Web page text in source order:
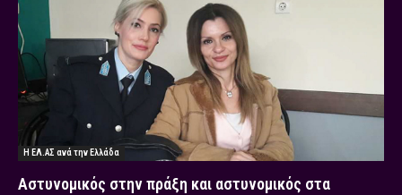
Η ΕΛ.ΑΣ ανά την Ελλάδα
Αστυνομικός στην πράξη και αστυνομικός στα